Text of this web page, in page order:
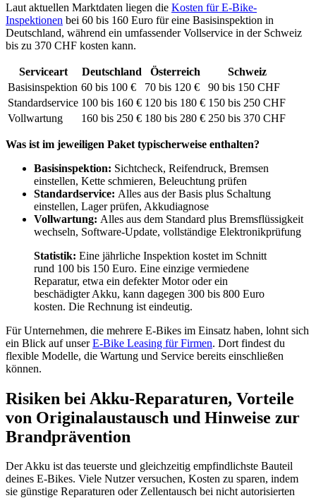
Laut aktuellen Marktdaten liegen die Kosten für E-Bike-
Inspektionen bei 60 bis 160 Euro für eine Basisinspektion in
Deutschland, während ein umfassender Vollservice in der Schweiz
bis zu 370 CHF kosten kann.
Serviceart Deutschland Österreich
Schweiz
Basisinspektion 60 bis 100 € 70 bis 120 €
90 bis 150 CHF
Standardservice 100 bis 160 € 120 bis 180 € 150 bis 250 CHF
Vollwartung
160 bis 250 € 180 bis 280 € 250 bis 370 CHF
Was ist im jeweiligen Paket typischerweise enthalten?
Basisinspektion: Sichtcheck, Reifendruck, Bremsen
einstellen, Kette schmieren, Beleuchtung prüfen
Standardservice: Alles aus der Basis plus Schaltung
einstellen, Lager prüfen, Akkudiagnose
Vollwartung: Alles aus dem Standard plus Bremsflüssigkeit
wechseln, Software-Update, vollständige Elektronikprüfung
Statistik: Eine jährliche Inspektion kostet im Schnitt
rund 100 bis 150 Euro. Eine einzige vermiedene
Reparatur, etwa ein defekter Motor oder ein
beschädigter Akku, kann dagegen 300 bis 800 Euro
kosten. Die Rechnung ist eindeutig.
Für Unternehmen, die mehrere E-Bikes im Einsatz haben, lohnt sich
ein Blick auf unserE-Bike Leasing für Firmen. Dort findest du
flexible Modelle, die Wartung und Service bereits einschließen
können.
Risiken bei Akku-Reparaturen, Vorteile
von Originalaustausch und Hinweise zur
Brandprävention
Der Akku ist das teuerste und gleichzeitig empfindlichste Bauteil
deines E-Bikes. Viele Nutzer versuchen, Kosten zu sparen, indem
sie günstige Reparaturen oder Zellentausch bei nicht autorisierten